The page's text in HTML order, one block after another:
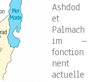
Ashdod
et
Palmach
im –
fonction
nent
actuelle